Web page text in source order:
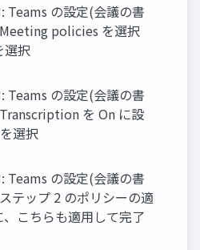
Teams の設定(会議の書
policies を選択
選択
Teams の設定(会議の書
を On に設
選択
Teams の設定(会議の書
テップ 2 のポリシーの適
こちらも適用して完了